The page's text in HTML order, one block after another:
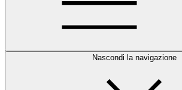
Nascondi la navigazione